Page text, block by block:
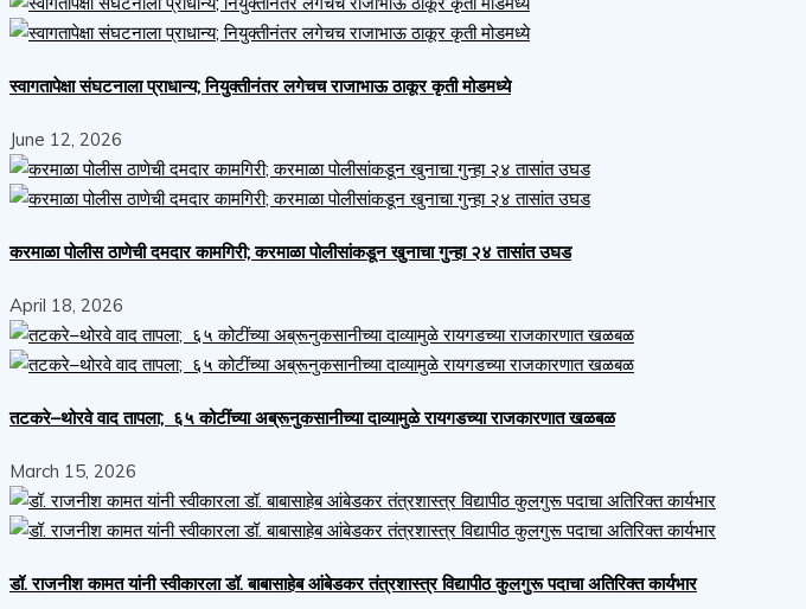
स्वागतापेक्षा संघटनाला प्राधान्य; नियुक्तीनंतर लगेचच राजाभाऊ ठाकूर कृती मोडमध्ये
June 12, 2026
करमाळा पोलीस ठाणेची दमदार कामगिरी; करमाळा पोलीसांकडून खुनाचा गुन्हा २४ तासांत उघड
April 18, 2026
तटकरे–थोरवे वाद तापला; ६५ कोटींच्या अब्रूनुकसानीच्या दाव्यामुळे रायगडच्या राजकारणात खळबळ
March 15, 2026
डॉ. राजनीश कामत यांनी स्वीकारला डॉ. बाबासाहेब आंबेडकर तंत्रशास्त्र विद्यापीठ कुलगुरू पदाचा अतिरिक्त कार्यभार